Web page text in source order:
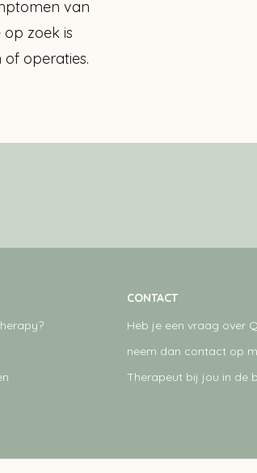
van
zoek is
operaties.
CONTACT
Heb je een vraag over
neem dan contact op
Therapeut bij jou in de